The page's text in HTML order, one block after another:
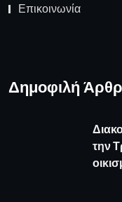
Επικοινωνία
Δημοφιλή
την